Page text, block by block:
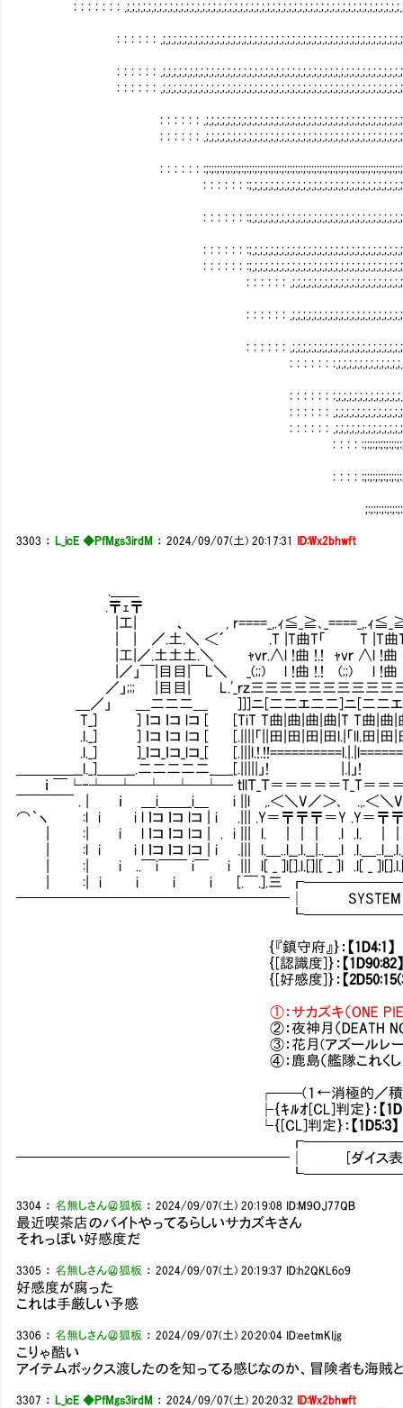
: : : : : : :
: : : : : :
: : : : : :
: : : : : :
: : : : : :
: : : : : :
: : : : : :
: : : : : :
: : : : : :
: : : : : :
: : : : : :
: : : : : :
: : : : : :
: : : : : :
: : : : : :
: : : : : :
: : : : : :
: : : : : :
: : : : :;:;:;:;:;:;:;:;:: :
: : : : :;:;:;:;:;:;:;:;:: :
3303 ： L_icE ◆PfMgs3irdM ：2024/09/07(土) 20:17:31 ID:Wx2bhwft
.〒ｪ〒
|工| 、 , r====_,.ｨ≦_≧､_====_,.ｨ≦_≧
| | ／.土.＼ ＜´ .T |T曲T「 T |T曲T「 .T
|工|／.土土土.＼ ｬvｒ.∧l !曲 !.! ｬvｒ ∧l !曲 !.!. ｬv
|／」￣|目目|￣L＼ _(;;) l !曲 !.! (;;) l !曲 !.!
／」;;; |目目| L.'_ｒｚ三三三三三三三三三三三
＿／」 ＿二二二＿ ]]]ニ[二二エ二二]ニ[二二エ二
T_] ] ｌコ ｌコ lコ [ [TiT T曲|曲|曲|曲|T T曲|曲|曲|
.l._] ] ｌコ ｌコ lコ [ [.||||「||田|田|田|田l.|「ll.田|田|田|
.l._] ]_ｌコ_ｌコ_lコ_[
＿＿＿＿__l._]＿＿__.二二二二二_＿_[.|||||」!ⅢⅢⅢⅢⅢ|.|」
ⅢⅢｉ ￣└‐┴─┴─┴─┴─┴─ ｔllＴ_Ｔ＝＝＝＝＝T_T＝
￣￣￣￣ . | ｉ ＿i＿＿_i＿ i ||l ,.＜＼V／＞､ .,.＜＼
⌒｀ヽ :l i i l ｌコ ｌコ lコ | i .||| .Y＝〒〒〒＝Y .Y＝〒〒
| :| i l ｌコ ｌコ lコ | . i ||| l. ｜｜｜ .l .l. ｜｜｜
| :l i i l ｌコ ｌコ lコ | i .||| l.＿..l__.l.__|..＿.l .l.＿..l__.l.__|..
| :| i ..￣i￣￣ i￣ i ||| l[ _ ]l[].l.[]|[ _ ]l .l[ _ ]l[].l.[]|[
| :| i i i i [.￣.].三
━━━━━━━━━━━━━━━━━━━│
｛『鎮守府』｝： 【1D4:1】
｛[認識度]｝： 【1D90:82
｛[好感度]｝： 【
①：サカズキ（ONE
②：夜神月（DEATH
③：花月(アズールレー
④：鹿島（艦隊これくしょん～
┌──(１←消極的／積極
├｛ｷﾙｵ[CL]判定｝： 【
└｛[CL]判定｝： 【1D5:3】
━━━━━━━━━━━━━━━━━━━│ [ダイ
3304 ： 名無しさん＠狐板 ：2024/09/07(土) 20:19:08 ID:M9OJ77QB
最近喫茶店のバイトやってるらしいサカズキさん
それっぽい好感度だ
3305 ： 名無しさん＠狐板 ：2024/09/07(土) 20:19:37 ID:h2QKL6o9
好感度が腐った
これは手厳しい予感
3306 ： 名無しさん＠狐板 ：2024/09/07(土) 20:20:04 ID:eetmKIjg
こりゃ酷い
アイテムボックス渡したのを知ってる感じなのか、冒険者も海賊
3307 ： L_icE ◆PfMgs3irdM ：2024/09/07(土) 20:20:32 ID:Wx2bhwft